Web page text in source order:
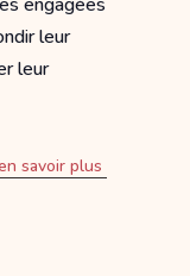
leur
leur
savoir plus